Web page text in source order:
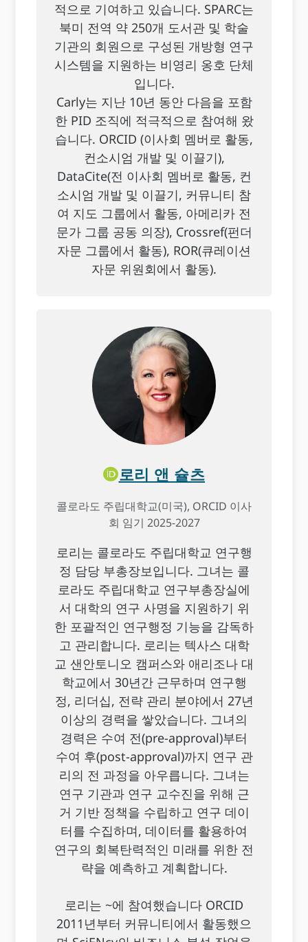
적으로 기여하고 있습니다. SPARC는
북미 전역 약 250개 도서관 및 학술
기관의 회원으로 구성된 개방형 연구
시스템을 지원하는 비영리 옹호 단체
입니다.
Carly는 지난 10년 동안 다음을 포함
한 PID 조직에 적극적으로 참여해 왔
습니다. ORCID (이사회 멤버로 활동,
컨소시엄 개발 및 이끌기),
DataCite(전 이사회 멤버로 활동, 컨
소시엄 개발 및 이끌기, 커뮤니티 참
여 지도 그룹에서 활동, 아메리카 전
문가 그룹 공동 의장), Crossref(펀더
자문 그룹에서 활동), ROR(큐레이션
자문 위원회에서 활동).
로리 앤 슐츠
콜로라도 주립대학교(미국), ORCID 이사
회 임기 2025-2027
로리는 콜로라도 주립대학교 연구행
정 담당 부총장보입니다. 그녀는 콜
로라도 주립대학교 연구부총장실에
서 대학의 연구 사명을 지원하기 위
한 포괄적인 연구행정 기능을 감독하
고 관리합니다. 로리는 텍사스 대학
교 샌안토니오 캠퍼스와 애리조나 대
학교에서 30년간 근무하며 연구행
정, 리더십, 전략 관리 분야에서 27년
이상의 경력을 쌓았습니다. 그녀의
경력은 수여 전(pre-approval)부터
수여 후(post-approval)까지 연구 관
리의 전 과정을 아우릅니다. 그녀는
연구 기관과 연구 교수진을 위해 근
거 기반 정책을 수립하고 연구 데이
터를 수집하며, 데이터를 활용하여
연구의 회복탄력적인 미래를 위한 전
략을 예측하고 계획합니다.
로리는 ~에 참여했습니다 ORCID
2011년부터 커뮤니티에서 활동했으